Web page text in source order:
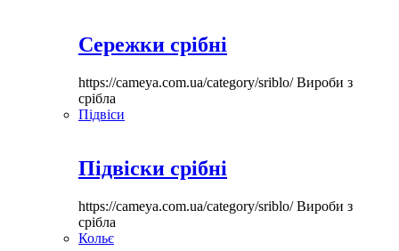
Сережки срібні
https://cameya.com.ua/category/sriblo/Вироби з
срібла
Підвіси
Підвіски срібні
https://cameya.com.ua/category/sriblo/Вироби з
срібла
Кольє